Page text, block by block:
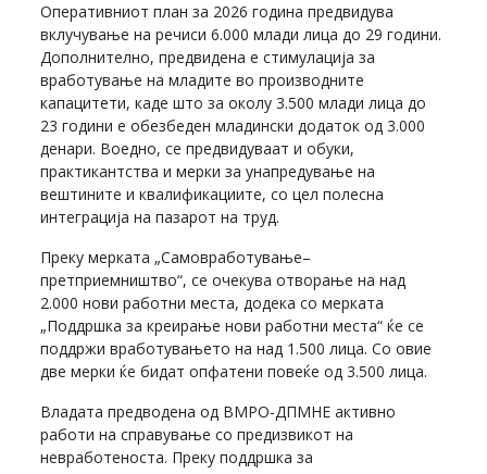
Оперативниот план за 2026 година предвидува
вклучување на речиси 6.000 млади лица до 29 години.
Дополнително, предвидена е стимулација за
вработување на младите во производните
капацитети, каде што за околу 3.500 млади лица до
23 години е обезбеден младински додаток од 3.000
денари. Воедно, се предвидуваат и обуки,
практикантства и мерки за унапредување на
вештините и квалификациите, со цел полесна
интеграција на пазарот на труд.
Преку мерката „Самовработување–
претприемништво“, се очекува отворање на над
2.000 нови работни места, додека со мерката
„Поддршка за креирање нови работни места“ ќе се
поддржи вработувањето на над 1.500 лица. Со овие
две мерки ќе бидат опфатени повеќе од 3.500 лица.
Владата предводена од ВМРО-ДПМНЕ активно
работи на справување со предизвикот на
невработеноста. Преку поддршка за